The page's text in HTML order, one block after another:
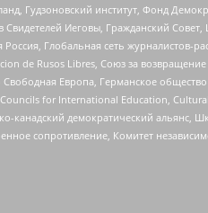
Гудзоновский институт, Фонд
Иеговы, Гражданский Совет,
Глобальная сеть журналистов-
de Rusos Libres, Союз за
Европа, Германское
for International Education,
канадский демократический альянс,
сопротивление, Комитет